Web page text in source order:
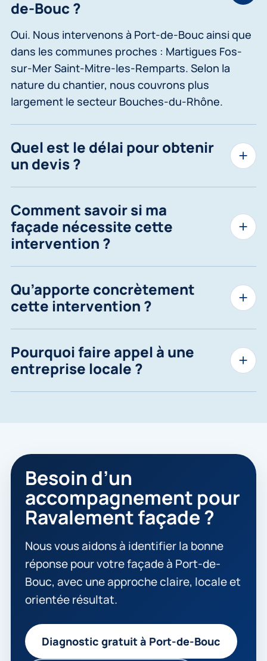
de-Bouc ?
Oui. Nous intervenons à Port-de-Bouc ainsi que
dans les communes proches : Martigues Fos-
sur-Mer Saint-Mitre-les-Remparts. Selon la
nature du chantier, nous couvrons plus
largement le secteur Bouches-du-Rhône.
Quel est le délai pour obtenir
un devis ?
Comment savoir si ma
façade nécessite cette
intervention ?
Qu’apporte concrètement
cette intervention ?
Pourquoi faire appel à une
entreprise locale ?
Besoin d’un
accompagnement pour
Ravalement façade ?
Nous vous aidons à identifier la bonne
réponse pour votre façade à Port-de-
Bouc, avec une approche claire, locale et
orientée résultat.
Diagnostic gratuit à Port-de-Bouc